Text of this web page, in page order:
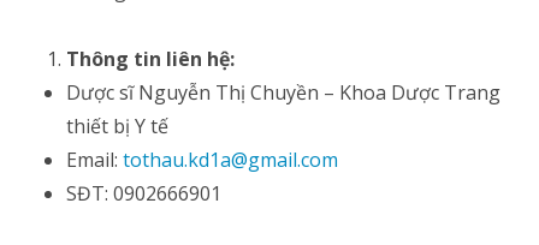
Thông tin liên hệ:
Dược sĩ Nguyễn Thị Chuyền – Khoa Dược Trang
thiết bị Y tế
Email: tothau.kd1a@gmail.com
SĐT: 0902666901